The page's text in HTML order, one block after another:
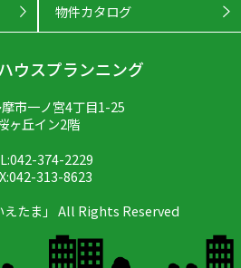
物件カタログ
ウスプランニング
市一ノ宮4丁目1-25
ヶ丘イン2階
374-2229
313-8623
たま」 All Rights Reserved